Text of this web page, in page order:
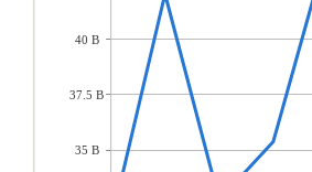
40 B
37.5 B
35 B